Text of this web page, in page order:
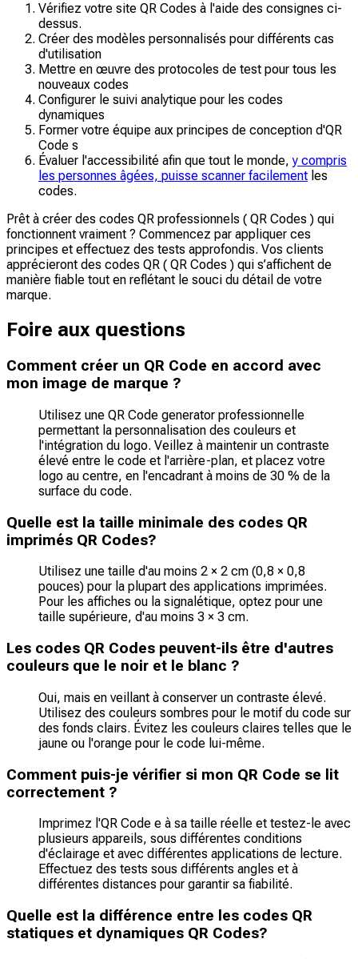
Vérifiez votre site QR Codes à l'aide des consignes ci-
dessus.
Créer des modèles personnalisés pour différents cas
d'utilisation
Mettre en œuvre des protocoles de test pour tous les
nouveaux codes
Configurer le suivi analytique pour les codes
dynamiques
Former votre équipe aux principes de conception d'QR
Code s
Évaluer l'accessibilité afin que tout le monde,y compris
les personnes âgées, puisse scanner facilement les
codes.
Prêt à créer des codes QR professionnels ( QR Codes ) qui
fonctionnent vraiment ? Commencez par appliquer ces
principes et effectuez des tests approfondis. Vos clients
apprécieront des codes QR ( QR Codes ) qui s’affichent de
manière fiable tout en reflétant le souci du détail de votre
marque.
Foire aux questions
Comment créer un QR Code en accord avec
mon image de marque ?
Utilisez une QR Code generator professionnelle
permettant la personnalisation des couleurs et
l'intégration du logo. Veillez à maintenir un contraste
élevé entre le code et l'arrière-plan, et placez votre
logo au centre, en l'encadrant à moins de 30 % de la
surface du code.
Quelle est la taille minimale des codes QR
imprimés QR Codes?
Utilisez une taille d'au moins 2 × 2 cm (0,8 × 0,8
pouces) pour la plupart des applications imprimées.
Pour les affiches ou la signalétique, optez pour une
taille supérieure, d'au moins 3 × 3 cm.
Les codes QR Codes peuvent-ils être d'autres
couleurs que le noir et le blanc ?
Oui, mais en veillant à conserver un contraste élevé.
Utilisez des couleurs sombres pour le motif du code sur
des fonds clairs. Évitez les couleurs claires telles que le
jaune ou l'orange pour le code lui-même.
Comment puis-je vérifier si mon QR Code se lit
correctement ?
Imprimez l'QR Code e à sa taille réelle et testez-le avec
plusieurs appareils, sous différentes conditions
d'éclairage et avec différentes applications de lecture.
Effectuez des tests sous différents angles et à
différentes distances pour garantir sa fiabilité.
Quelle est la différence entre les codes QR
statiques et dynamiques QR Codes?